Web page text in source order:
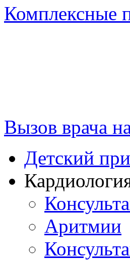
Комплексные
Вызов врача
Детский
Аритмии